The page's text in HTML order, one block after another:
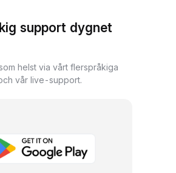
support dygnet
helst via vårt flerspråkiga
vår live-support.